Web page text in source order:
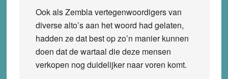
Ook als Zembla vertegenwoordigers van
diverse alto’s aan het woord had gelaten,
hadden ze dat best op zo’n manier kunnen
doen dat de wartaal die deze mensen
verkopen nog duidelijker naar voren komt.